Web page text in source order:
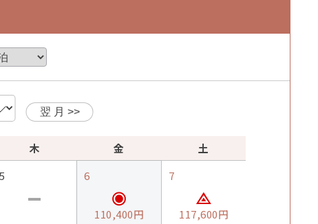
木 金
土
5 6
110,400円
7
117,600円